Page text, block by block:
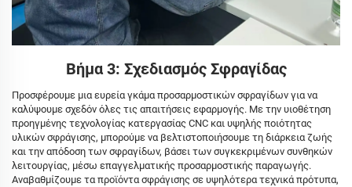
Βήμα 3: Σχεδιασμός Σφραγίδας
Προσφέρουμε μια ευρεία γκάμα προσαρμοστικών σφραγίδων για να
καλύψουμε σχεδόν όλες τις απαιτήσεις εφαρμογής. Με την υιοθέτηση
προηγμένης τεχνολογίας κατεργασίας CNC και υψηλής ποιότητας
υλικών σφράγισης, μπορούμε να βελτιστοποιήσουμε τη διάρκεια ζωής
και την απόδοση των σφραγίδων, βάσει των συγκεκριμένων συνθηκών
λειτουργίας, μέσω επαγγελματικής προσαρμοστικής παραγωγής.
Αναβαθμίζουμε τα προϊόντα σφράγισης σε υψηλότερα τεχνικά πρότυπα,